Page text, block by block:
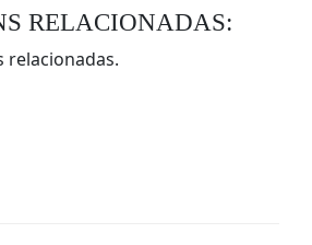
RELACIONADAS:
relacionadas.